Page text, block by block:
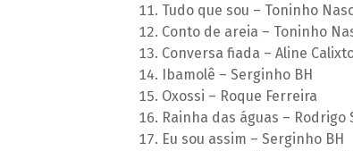
Tudo que sou – Toninho
Conto de areia – Toninho
Conversa fiada – Aline
Ibamolê – Serginho BH
Oxossi – Roque Ferreira
Rainha das águas – Rodrigo
Eu sou assim – Serginho BH